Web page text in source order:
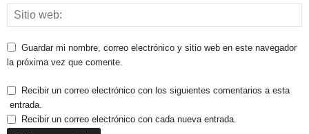
Guardar mi nombre, correo electrónico y sitio web en este navegador
la próxima vez que comente.
Recibir un correo electrónico con los siguientes comentarios a esta
entrada.
Recibir un correo electrónico con cada nueva entrada.